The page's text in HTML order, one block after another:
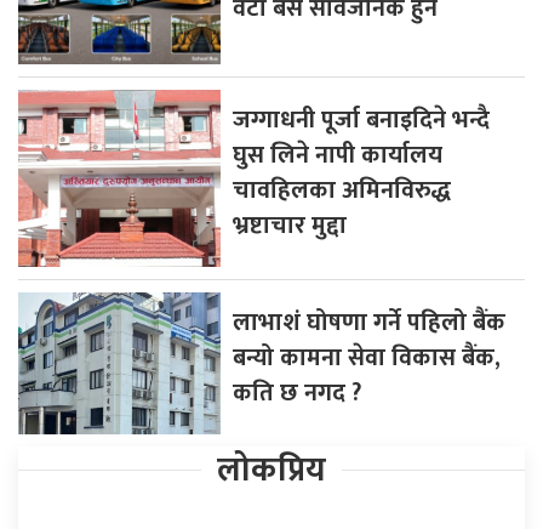
जग्गाधनी पूर्जा बनाइदिने भन्दै
घुस लिने नापी कार्यालय
चावहिलका अमिनविरुद्ध
भ्रष्टाचार मुद्दा
लाभाशं घोषणा गर्ने पहिलो बैंक
बन्यो कामना सेवा विकास बैंक,
कति छ नगद ?
लोकप्रिय